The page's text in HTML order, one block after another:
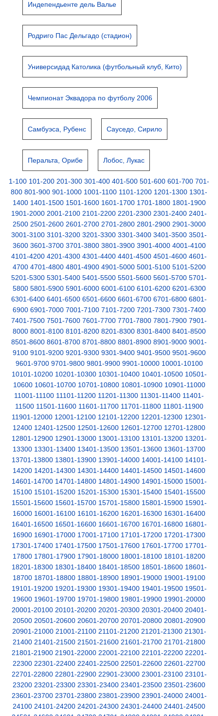
Индепендьенте дель Валье
Родриго Пас Дельгадо (стадион)
Универсидад Католика (футбольный клуб, Кито)
Чемпионат Эквадора по футболу 2006
Самбуэса, Рубенс Сауседо, Сирило
Перальта, Орибе Лобос, Лукас
1-100 101-200 201-300 301-400 401-500 501-600 601-700 701-
800 801-900 901-1000 1001-1100 1101-1200 1201-1300 1301-
1400 1401-1500 1501-1600 1601-1700 1701-1800 1801-1900
1901-2000 2001-2100 2101-2200 2201-2300 2301-2400 2401-
2500 2501-2600 2601-2700 2701-2800 2801-2900 2901-3000
3001-3100 3101-3200 3201-3300 3301-3400 3401-3500 3501-
3600 3601-3700 3701-3800 3801-3900 3901-4000 4001-4100
4101-4200 4201-4300 4301-4400 4401-4500 4501-4600 4601-
4700 4701-4800 4801-4900 4901-5000 5001-5100 5101-5200
5201-5300 5301-5400 5401-5500 5501-5600 5601-5700 5701-
5800 5801-5900 5901-6000 6001-6100 6101-6200 6201-6300
6301-6400 6401-6500 6501-6600 6601-6700 6701-6800 6801-
6900 6901-7000 7001-7100 7101-7200 7201-7300 7301-7400
7401-7500 7501-7600 7601-7700 7701-7800 7801-7900 7901-
8000 8001-8100 8101-8200 8201-8300 8301-8400 8401-8500
8501-8600 8601-8700 8701-8800 8801-8900 8901-9000 9001-
9100 9101-9200 9201-9300 9301-9400 9401-9500 9501-9600
9601-9700 9701-9800 9801-9900 9901-10000 10001-10100
10101-10200 10201-10300 10301-10400 10401-10500 10501-
10600 10601-10700 10701-10800 10801-10900 10901-11000
11001-11100 11101-11200 11201-11300 11301-11400 11401-
11500 11501-11600 11601-11700 11701-11800 11801-11900
11901-12000 12001-12100 12101-12200 12201-12300 12301-
12400 12401-12500 12501-12600 12601-12700 12701-12800
12801-12900 12901-13000 13001-13100 13101-13200 13201-
13300 13301-13400 13401-13500 13501-13600 13601-13700
13701-13800 13801-13900 13901-14000 14001-14100 14101-
14200 14201-14300 14301-14400 14401-14500 14501-14600
14601-14700 14701-14800 14801-14900 14901-15000 15001-
15100 15101-15200 15201-15300 15301-15400 15401-15500
15501-15600 15601-15700 15701-15800 15801-15900 15901-
16000 16001-16100 16101-16200 16201-16300 16301-16400
16401-16500 16501-16600 16601-16700 16701-16800 16801-
16900 16901-17000 17001-17100 17101-17200 17201-17300
17301-17400 17401-17500 17501-17600 17601-17700 17701-
17800 17801-17900 17901-18000 18001-18100 18101-18200
18201-18300 18301-18400 18401-18500 18501-18600 18601-
18700 18701-18800 18801-18900 18901-19000 19001-19100
19101-19200 19201-19300 19301-19400 19401-19500 19501-
19600 19601-19700 19701-19800 19801-19900 19901-20000
20001-20100 20101-20200 20201-20300 20301-20400 20401-
20500 20501-20600 20601-20700 20701-20800 20801-20900
20901-21000 21001-21100 21101-21200 21201-21300 21301-
21400 21401-21500 21501-21600 21601-21700 21701-21800
21801-21900 21901-22000 22001-22100 22101-22200 22201-
22300 22301-22400 22401-22500 22501-22600 22601-22700
22701-22800 22801-22900 22901-23000 23001-23100 23101-
23200 23201-23300 23301-23400 23401-23500 23501-23600
23601-23700 23701-23800 23801-23900 23901-24000 24001-
24100 24101-24200 24201-24300 24301-24400 24401-24500